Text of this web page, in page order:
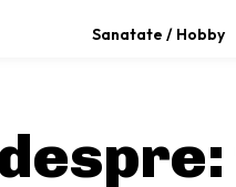
Sanatate / Hobby